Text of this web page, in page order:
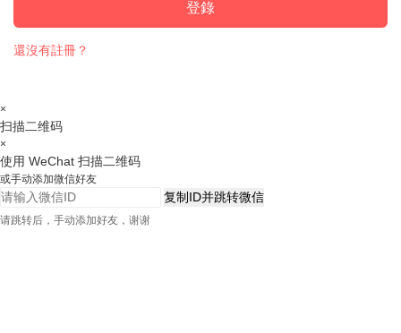
登錄
還沒有註冊？
×
扫描二维码
×
使用 WeChat 扫描二维码
或手动添加微信好友
复制ID并跳转微信
请跳转后，手动添加好友，谢谢